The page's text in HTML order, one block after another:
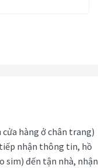
cửa hàng ở chân trang)
nhận thông tin, hồ
sim) đến tận nhà, nhận